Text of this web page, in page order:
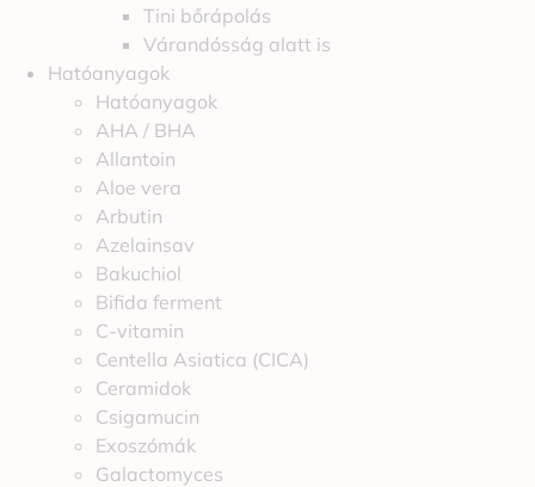
Tini bőrápolás
Várandósság alatt is
Hatóanyagok
Hatóanyagok
AHA / BHA
Allantoin
Aloe vera
Arbutin
Azelainsav
Bakuchiol
Bifida ferment
C-vitamin
Centella Asiatica (CICA)
Ceramidok
Csigamucin
Exoszómák
Galactomyces